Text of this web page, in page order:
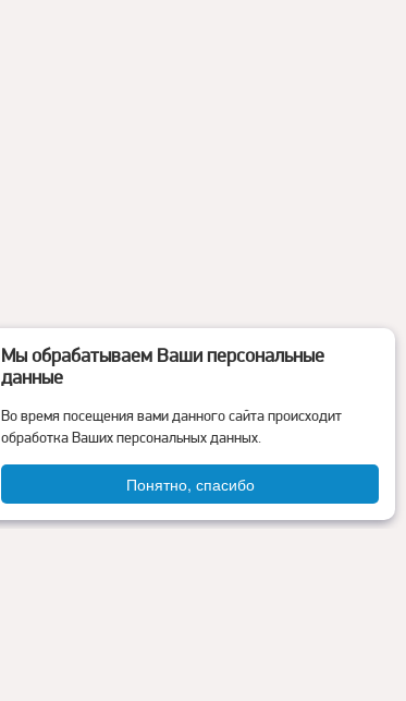
Мы обрабатываем Ваши персональные
данные
Во время посещения вами данного сайта происходит
обработка Ваших персональных данных.
Понятно, спасибо